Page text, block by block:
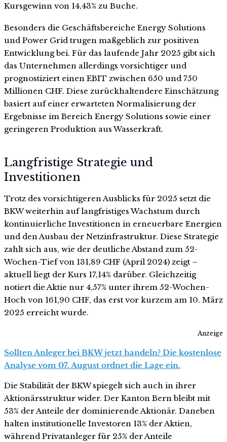
Kursgewinn von 14,43% zu Buche.
Besonders die Geschäftsbereiche Energy Solutions
und Power Grid trugen maßgeblich zur positiven
Entwicklung bei. Für das laufende Jahr 2025 gibt sich
das Unternehmen allerdings vorsichtiger und
prognostiziert einen EBIT zwischen 650 und 750
Millionen CHF. Diese zurückhaltendere Einschätzung
basiert auf einer erwarteten Normalisierung der
Ergebnisse im Bereich Energy Solutions sowie einer
geringeren Produktion aus Wasserkraft.
Langfristige Strategie und
Investitionen
Trotz des vorsichtigeren Ausblicks für 2025 setzt die
BKW weiterhin auf langfristiges Wachstum durch
kontinuierliche Investitionen in erneuerbare Energien
und den Ausbau der Netzinfrastruktur. Diese Strategie
zahlt sich aus, wie der deutliche Abstand zum 52-
Wochen-Tief von 131,89 CHF (April 2024) zeigt –
aktuell liegt der Kurs 17,14% darüber. Gleichzeitig
notiert die Aktie nur 4,57% unter ihrem 52-Wochen-
Hoch von 161,90 CHF, das erst vor kurzem am 10. März
2025 erreicht wurde.
Anzeige
Sollten Anleger bei BKW jetzt handeln? Die kostenlose
Analyse vom 07. August ordnet die Lage ein.
Die Stabilität der BKW spiegelt sich auch in ihrer
Aktionärsstruktur wider. Der Kanton Bern bleibt mit
53% der Anteile der dominierende Aktionär. Daneben
halten institutionelle Investoren 13% der Aktien,
während Privatanleger für 25% der Anteile